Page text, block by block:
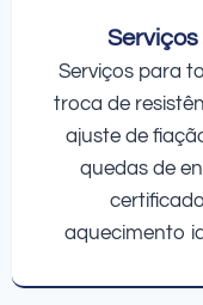
Serviços para
troca de
ajuste de
quedas de
aquecimento